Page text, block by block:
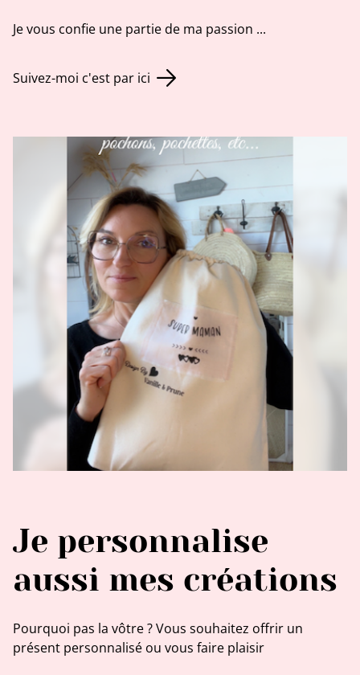
Je vous confie une partie de ma passion ...
Suivez-moi c'est par ici
Je personnalise
aussi mes créations
Pourquoi pas la vôtre ? Vous souhaitez offrir un
présent personnalisé ou vous faire plaisir